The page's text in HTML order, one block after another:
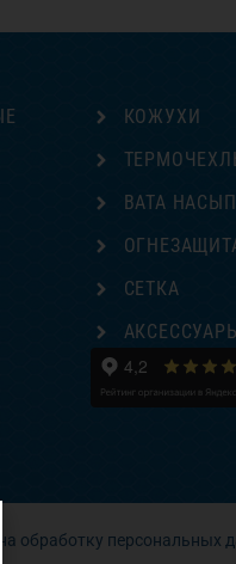
КОЖУХИ
ВАТА
СЕТКА
АКСЕССУАРЫ
на обработку персональных